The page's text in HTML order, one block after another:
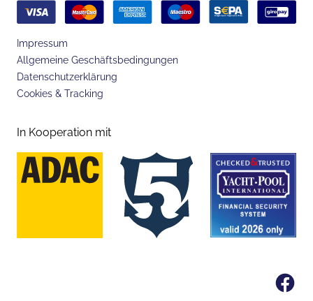
Impressum
Allgemeine Geschäftsbedingungen
Datenschutzerklärung
Cookies & Tracking
In Kooperation mit